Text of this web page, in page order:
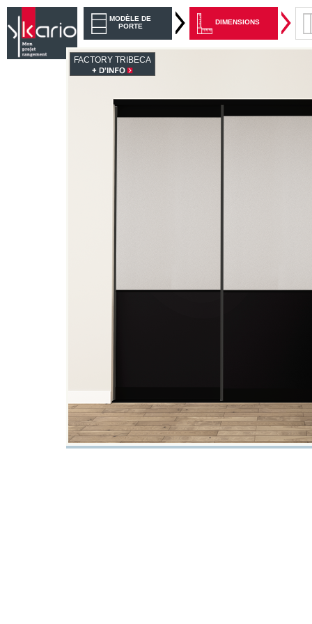
MODÈLE DE
PORTE
DIMENSIONS
FACTORY TRIBECA